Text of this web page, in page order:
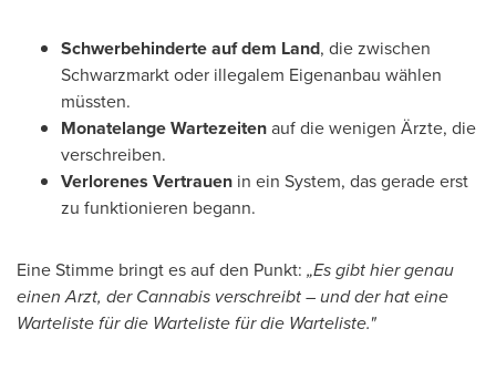
Schwerbehinderte auf dem Land, die zwischen
Schwarzmarkt oder illegalem Eigenanbau wählen
müssten.
Monatelange Wartezeitenauf die wenigen Ärzte, die
verschreiben.
Verlorenes Vertrauen in ein System, das gerade erst
zu funktionieren begann.
Eine Stimme bringt es auf den Punkt: „Es gibt hier genau
einen Arzt, der Cannabis verschreibt – und der hat eine
Warteliste für die Warteliste für die Warteliste."